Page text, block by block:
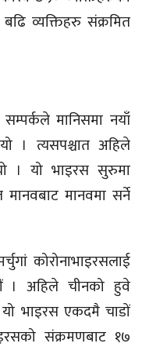
व्यक्तिहरु संक्रमित
मानिसमा नयाँ
। त्यसपश्चात अहिले
। यो भाइरस सुरुमा
मानवमा सर्ने
कोरोनाभाइरसलाई
। अहिले चीनको हुवे
यो भाइरस एकदमै चाडों
संक्रमणबाट १७